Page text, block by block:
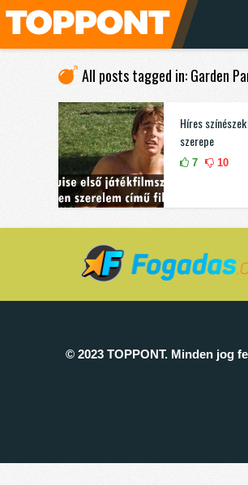
All posts tagged in: Garden
Híres
szerepe
7 10
© 2023 TOPPONT. Minden jog